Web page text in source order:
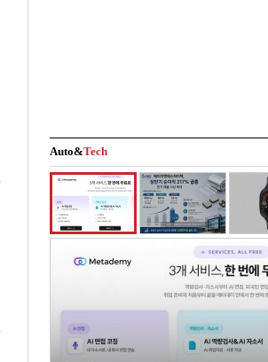
Auto&Tech